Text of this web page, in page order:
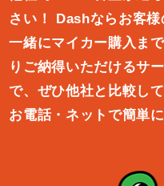
さい！
Dashならお客様
一緒にマイカー購入ま
りご納得いただけるサ
で、ぜひ他社と比較し
お電話・ネットで簡単